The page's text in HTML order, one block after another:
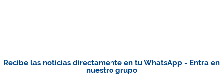
Recibe las noticias directamente en tu WhatsApp - Entra en
nuestro grupo